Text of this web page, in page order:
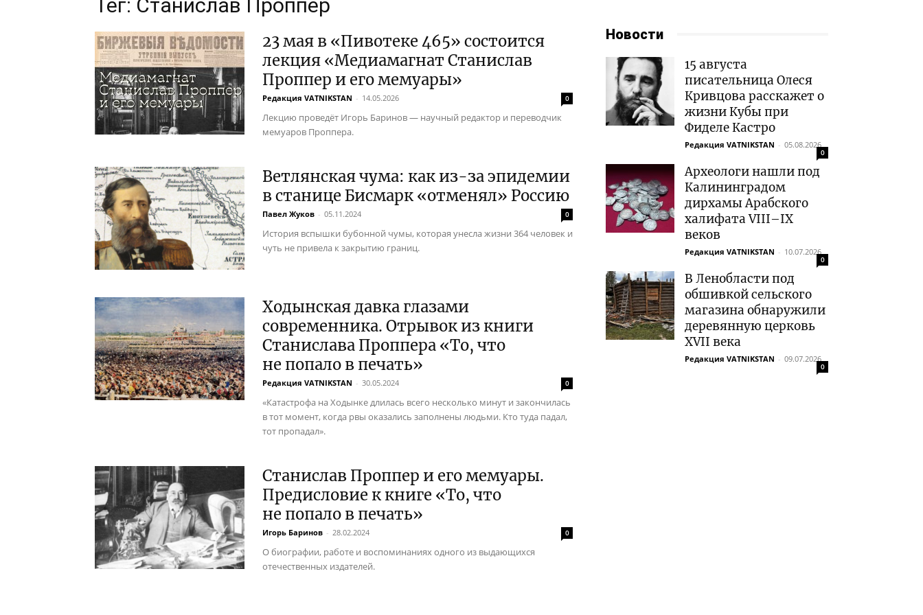
Тег: Станислав Проппер
23 мая в «Пивотеке 465» состоится
лекция «Медиамагнат Станислав
Проппер и его мемуары»
Редакция VATNIKSTAN - 14.05.2026 0
Лекцию проведёт Игорь Баринов — научный редактор и переводчик
мемуаров Проппера.
Ветлянская чума: как из-за эпидемии
в станице Бисмарк «отменял» Россию
Павел Жуков - 05.11.2024 0
История вспышки бубонной чумы, которая унесла жизни 364 человек и
чуть не привела к закрытию границ.
Ходынская давка глазами
современника. Отрывок из книги
Станислава Проппера «То, что
не попало в печать»
Редакция VATNIKSTAN - 30.05.2024 0
«Катастрофа на Ходынке длилась всего несколько минут и закончилась
в тот момент, когда рвы оказались заполнены людьми. Кто туда падал,
тот пропадал».
Станислав Проппер и его мемуары.
Предисловие к книге «То, что
не попало в печать»
Игорь Баринов - 28.02.2024 0
О биографии, работе и воспоминаниях одного из выдающихся
отечественных издателей.
Новости
15 августа
писательница Олеся
Кривцова расскажет о
жизни Кубы при
Фиделе Кастро
Редакция VATNIKSTAN - 05.08.2026
0
Археологи нашли под
Калининградом
дирхамы Арабского
халифата VIII–IX
веков
Редакция VATNIKSTAN - 10.07.2026
0
В Ленобласти под
обшивкой сельского
магазина обнаружили
деревянную церковь
XVII века
Редакция VATNIKSTAN - 09.07.2026
0